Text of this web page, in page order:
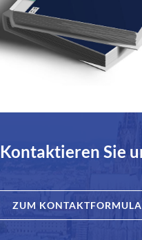
Kontaktieren Sie
ZUM